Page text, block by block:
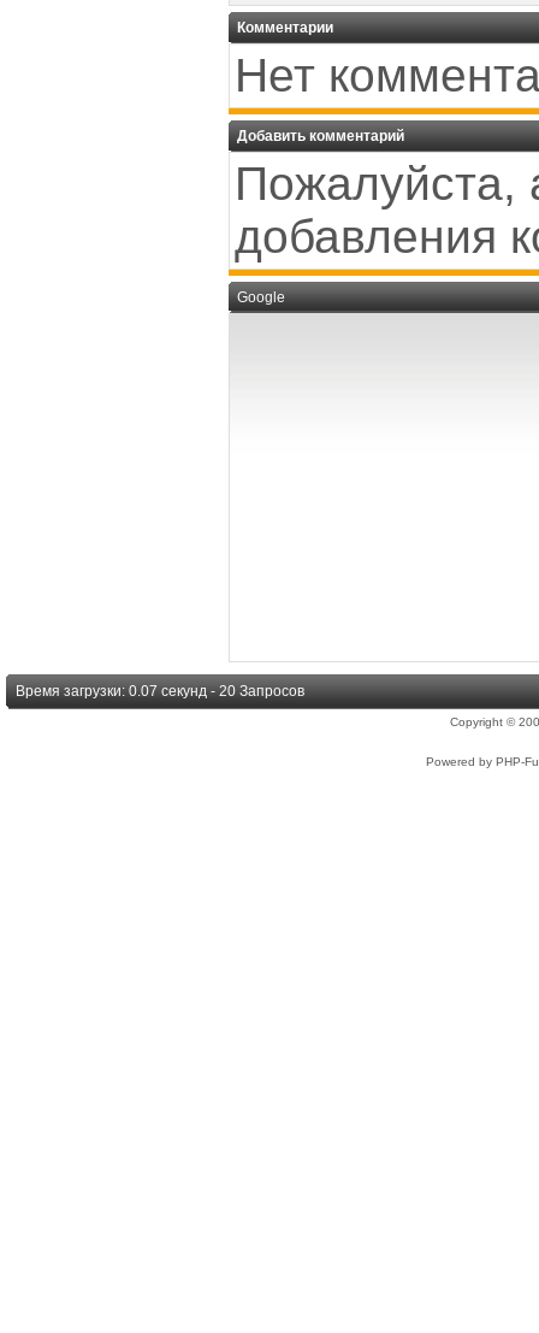
Комментарии
Нет
Добавить комментарий
Пожалуйста,
добавления
Google
Время загрузки: 0.07 секунд - 20 Запросов
Copyright ©
Powered by PHP-